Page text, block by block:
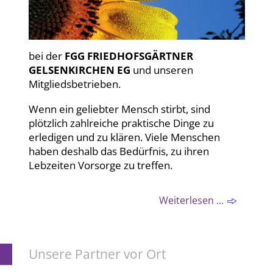
bei der FGG FRIEDHOFSGÄRTNER
GELSENKIRCHEN EG und unseren
Mitgliedsbetrieben.
Wenn ein geliebter Mensch stirbt, sind
plötzlich zahlreiche praktische Dinge zu
erledigen und zu klären. Viele Menschen
haben deshalb das Bedürfnis, zu ihren
Lebzeiten Vorsorge zu treffen.
Weiterlesen ...
Unsere Partner vor Ort